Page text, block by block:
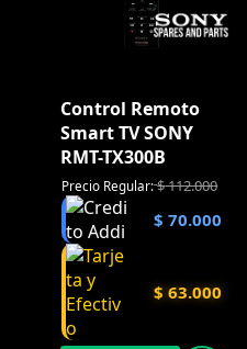
Control Remoto
Smart TV SONY
RMT-TX300B
Precio Regular:$112.000
$ 70.000
$ 63.000